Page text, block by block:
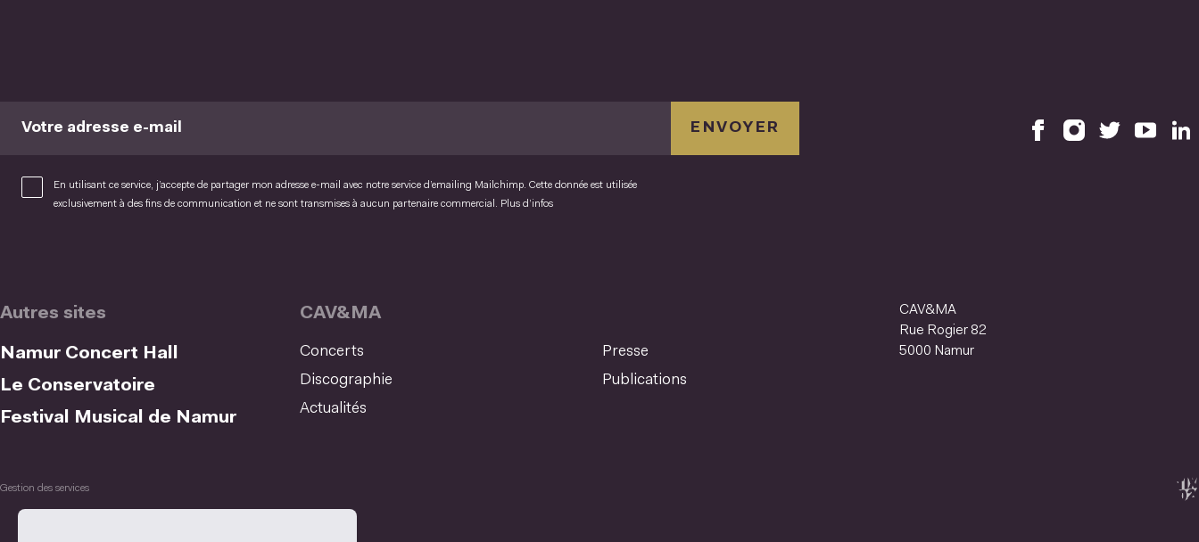
Votre adresse e-mail
En utilisant ce service, j’accepte de partager mon adresse e-mail avec notre service d’emailing Mailchimp. Cette donnée est utilisée
exclusivement à des fins de communication et ne sont transmises à aucun partenaire commercial. Plus d’infos
ENVOYER
Autres sites
Namur Concert Hall
Le Conservatoire
Festival Musical de Namur
CAV&MA
Concerts
Presse
Discographie
Publications
Actualités
CAV&MA
Rue Rogier 82
5000 Namur
Gestion des services